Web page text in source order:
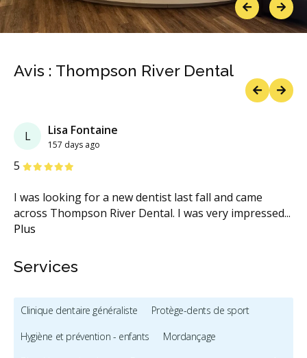
PreviousNext
Avis : Thompson River Dental
L Lisa Fontaine
157 days ago
5 étoiles
I was looking for a new dentist last fall and came
across Thompson River Dental. I was very impressed...
Plus
étoiles
étoiles
étoiles
étoiles
Services
Clinique dentaire généraliste
Protège-dents de sport
Hygiène et prévention - enfants
Mordançage